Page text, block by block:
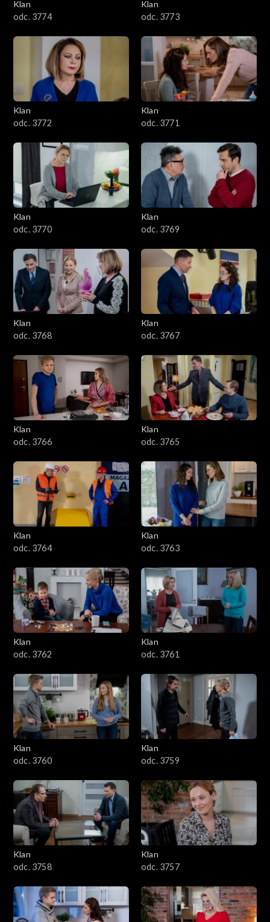
Klan
odc. 3774
Klan
odc. 3773
Klan
odc. 3772
Klan
odc. 3771
Klan
odc. 3770
Klan
odc. 3769
Klan
odc. 3768
Klan
odc. 3767
Klan
odc. 3766
Klan
odc. 3765
Klan
odc. 3764
Klan
odc. 3763
Klan
odc. 3762
Klan
odc. 3761
Klan
odc. 3760
Klan
odc. 3759
Klan
odc. 3758
Klan
odc. 3757